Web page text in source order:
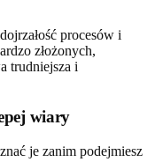
procesów i
złożonych,
trudniejsza i
wiary
je zanim podejmiesz